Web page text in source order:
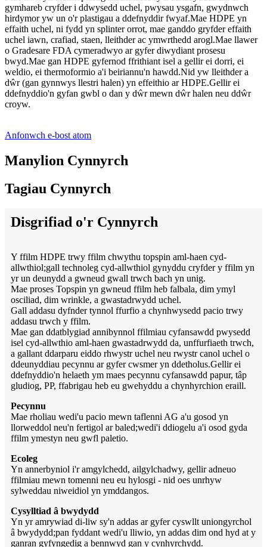
gymhareb cryfder i ddwysedd uchel, pwysau ysgafn, gwydnwch
hirdymor yw un o'r plastigau a ddefnyddir fwyaf.Mae HDPE yn
effaith uchel, ni fydd yn splinter orrot, mae ganddo gryfder effaith
uchel iawn, crafiad, staen, lleithder ac ymwrthedd arogl.Mae llawer
o Gradesare FDA cymeradwyo ar gyfer diwydiant prosesu
bwyd.Mae gan HDPE gyfernod ffrithiant isel a gellir ei dorri, ei
weldio, ei thermoformio a'i beiriannu'n hawdd.Nid yw lleithder a
dŵr (gan gynnwys llestri halen) yn effeithio ar HDPE.Gellir ei
ddefnyddio'n gyfan gwbl o dan y dŵr mewn dŵr halen neu ddŵr
croyw.
Anfonwch e-bost atom
Manylion Cynnyrch
Tagiau Cynnyrch
Disgrifiad o'r Cynnyrch
Y ffilm HDPE trwy ffilm chwythu topspin aml-haen cyd-
allwthiol;gall technoleg cyd-allwthiol gynyddu cryfder y ffilm yn
yr un deunydd a gwneud gwall trwch bach yn unig.
Mae proses Topspin yn gwneud ffilm heb falbala, dim ymyl
osciliad, dim wrinkle, a gwastadrwydd uchel.
Gall addasu dyfnder tynnol ffurfio a chynhwysedd pacio trwy
addasu trwch y ffilm.
Mae gan ddatblygiad annibynnol ffilmiau cyfansawdd pwysedd
isel cyd-allwthio aml-haen gwastadrwydd da, unffurfiaeth trwch,
a gallant ddarparu eiddo rhwystr uchel neu rwystr canol uchel o
ddeunyddiau pecynnu ar gyfer cwsmer yn ddetholus.Gellir ei
ddefnyddio'n helaeth ym maes pecynnu cyfansawdd papur, tâp
gludiog, PP, ffabrigau heb eu gwehyddu a chynhyrchion eraill.
Pecynnu
Mae rholiau wedi'u pacio mewn taflenni AG a'u gosod yn
llorweddol neu'n fertigol ar baled;wedi'i ddiogelu a'i osod gyda
ffilm ymestyn neu gwfl paletio.
Ecoleg
Yn annerbyniol i'r amgylchedd, ailgylchadwy, gellir adneuo
ffilmiau mewn tomenni neu eu hylosgi - nid oes unrhyw
sylweddau niweidiol yn ymddangos.
Cysylltiad â bwydydd
Yn yr amrywiad di-liw sy'n addas ar gyfer cyswllt uniongyrchol
â bwydydd;pan fyddant wedi'u lliwio, yn addas dim ond hyd at y
ganran gyfyngedig a bennwyd gan y cynhyrchydd.